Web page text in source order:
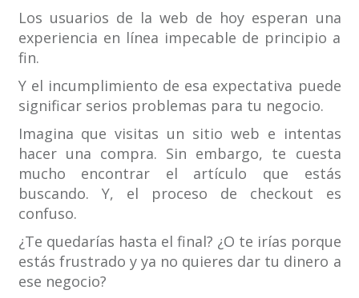
Los usuarios de la web de hoy esperan una
experiencia en línea impecable de principio a
fin.
Y el incumplimiento de esa expectativa puede
significar serios problemas para tu negocio.
Imagina que visitas un sitio web e intentas
hacer una compra. Sin embargo, te cuesta
mucho encontrar el artículo que estás
buscando. Y, el proceso de checkout es
confuso.
¿Te quedarías hasta el final? ¿O te irías porque
estás frustrado y ya no quieres dar tu dinero a
ese negocio?